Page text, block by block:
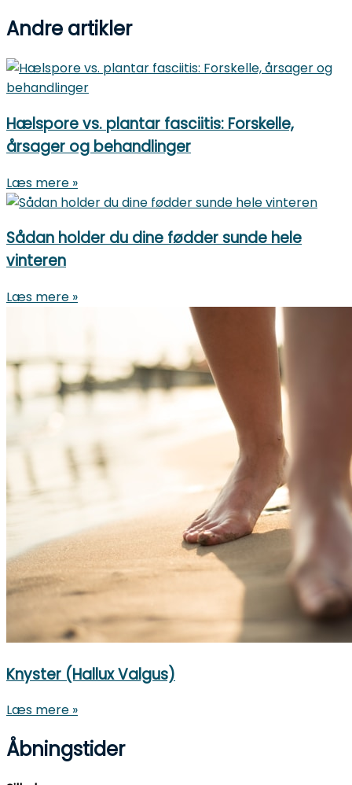
Andre artikler
Hælspore vs. plantar fasciitis: Forskelle,
årsager og behandlinger
Læs mere »
Sådan holder du dine fødder sunde hele
vinteren
Læs mere »
Knyster (Hallux Valgus)
Læs mere »
Åbningstider